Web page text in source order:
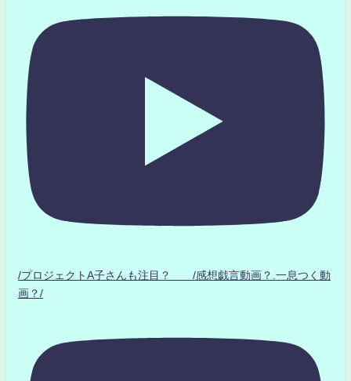
/プロジェクトA子さんも注目？ /感想戯言動画？.一息つく動
画？/